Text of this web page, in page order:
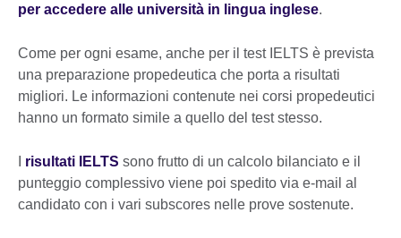
per accedere alle università in lingua inglese.
Come per ogni esame, anche per il test IELTS è prevista
una preparazione propedeutica che porta a risultati
migliori. Le informazioni contenute nei corsi propedeutici
hanno un formato simile a quello del test stesso.
risultati IELTS sono frutto di un calcolo bilanciato e il
punteggio complessivo viene poi spedito via e-mail al
candidato con i vari subscores nelle prove sostenute.